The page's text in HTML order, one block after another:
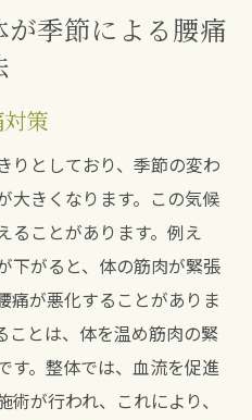
季節による腰痛
策
りとしており、季節の変わ
大きくなります。この気候
ることがあります。例え
下がると、体の筋肉が緊張
痛が悪化することがありま
ことは、体を温め筋肉の緊
す。整体では、血流を促進
が行われ、これにより、